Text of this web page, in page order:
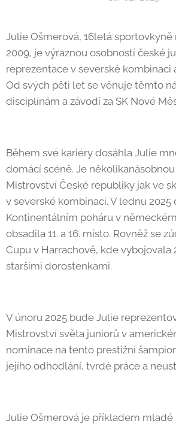
Julie Ošmerová, 16letá sportovkyně
2009, je výraznou osobností české
reprezentace v severské kombinaci
Od svých pěti let se věnuje těmto
disciplínám a závodí za SK Nové
Během své kariéry dosáhla Julie
domácí scéně. Je
Mistrovství České republiky jak ve
v severské kombinaci. V lednu
Kontinentálním poháru v
obsadila 11. a 16. místo. Rovněž se
Cupu v Harrachově, kde vybojovala
staršími dorostenkami.
V únoru 2025 bude Julie
Mistrovství světa juniorů v
nominace na tento prestižní
jejího odhodlání, tvrdé práce a
Julie Ošmerová je příkladem